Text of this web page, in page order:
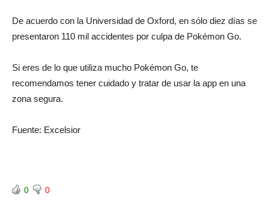
De acuerdo con la Universidad de Oxford, en sólo diez días se
presentaron 110 mil accidentes por culpa de Pokémon Go.
Si eres de lo que utiliza mucho Pokémon Go, te
recomendamos tener cuidado y tratar de usar la app en una
zona segura.
Fuente: Excelsior
0 0